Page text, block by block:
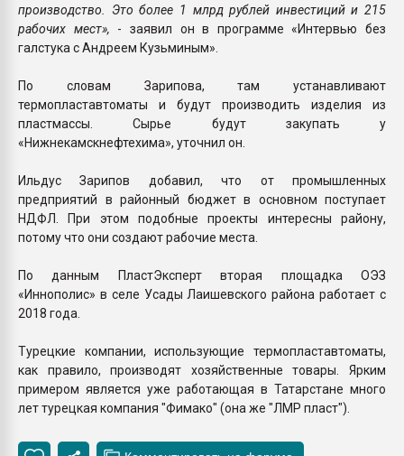
производство. Это более 1 млрд рублей инвестиций и 215
рабочих мест», - заявил он в программе «Интервью без
галстука с Андреем Кузьминым».
По словам Зарипова, там устанавливают
термопластавтоматы и будут производить изделия из
пластмассы. Сырье будут закупать у
«Нижнекамскнефтехима», уточнил он.
Ильдус Зарипов добавил, что от промышленных
предприятий в районный бюджет в основном поступает
НДФЛ. При этом подобные проекты интересны району,
потому что они создают рабочие места.
По данным ПластЭксперт вторая площадка ОЭЗ
«Иннополис» в селе Усады Лаишевского района работает с
2018 года.
Турецкие компании, использующие термопластавтоматы,
как правило, производят хозяйственные товары. Ярким
примером является уже работающая в Татарстане много
лет турецкая компания "Фимако" (она же "ЛМР пласт").